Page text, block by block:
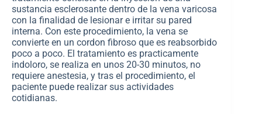
sustancia esclerosante dentro de la vena varicosa
con la finalidad de lesionar e irritar su pared
interna. Con este procedimiento, la vena se
convierte en un cordon fibroso que es reabsorbido
poco a poco. El tratamiento es practicamente
indoloro, se realiza en unos 20-30 minutos, no
requiere anestesia, y tras el procedimiento, el
paciente puede realizar sus actividades
cotidianas.